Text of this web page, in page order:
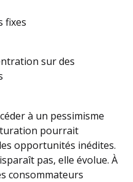
fixes
sur des
à un pessimisme
pourrait
opportunités inédites.
pas, elle évolue. À
consommateurs